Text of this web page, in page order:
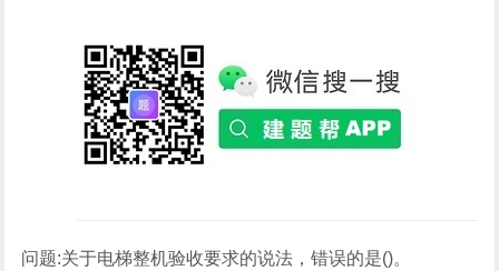
问题:关于电梯整机验收要求的说法，错误的是()。